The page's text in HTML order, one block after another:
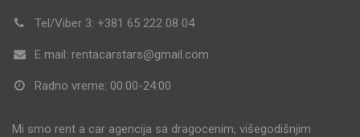
Tel/Viber 3: +381 65 222 08 04
E mail: rentacarstars@gmail.com
Radno vreme: 00:00-24:00
Mi smo rent a car agencija sa dragocenim, višegodišnjim